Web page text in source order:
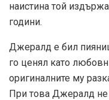
наистина той
години.
Джералд е бил
го ценял като
оригиналните му
При това Джералд не